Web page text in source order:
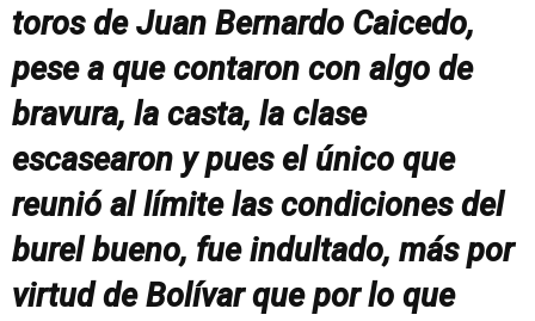
toros de Juan Bernardo Caicedo,
pese a que contaron con algo de
bravura, la casta, la clase
escasearon y pues el único que
reunió al límite las condiciones del
burel bueno, fue indultado, más por
virtud de Bolívar que por lo que